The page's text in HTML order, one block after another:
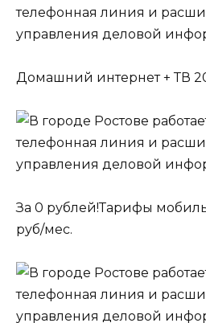
Домашний интернет + ТВ
За 0 рублей!Тарифы
руб/мес.